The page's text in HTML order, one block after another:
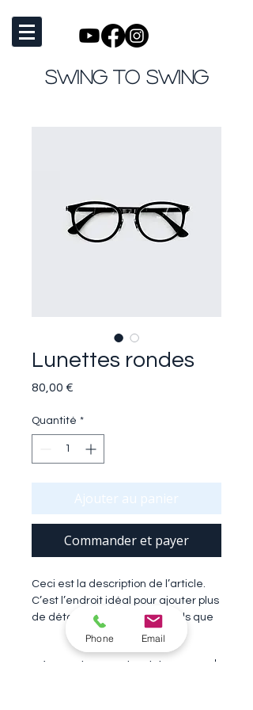
SWING TO SWING
Lunettes rondes
80,00 €
Quantité *
Ajouter au panier
Commander et payer
Ceci est la description de l’article.
C’est l’endroit idéal pour ajouter plus
de détails sur votre article, tels que
la taille, la matière, les conseils
d’entretien et les instructions de
Informations sur l'article
Phone Email